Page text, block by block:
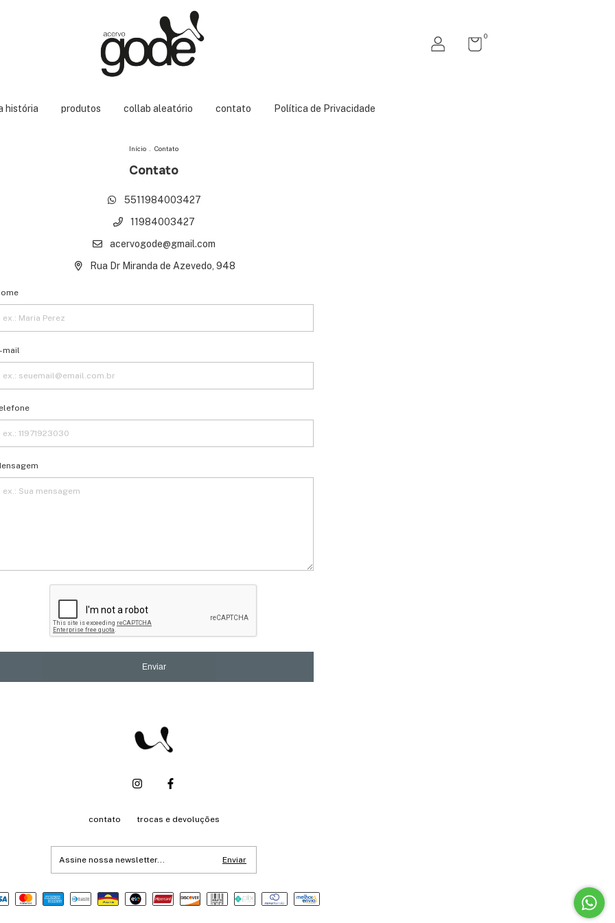
0
história produtos collab aleatório contato Política de Privacidade
Início Contato
Contato
5511984003427
11984003427
acervogode@gmail.com
Rua Dr Miranda de Azevedo, 948
mail
Enviar
contato trocas e devoluções